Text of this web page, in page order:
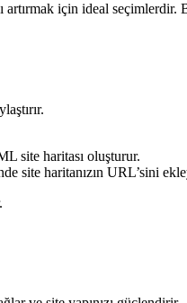
için ideal seçimlerdir.
site haritası oluşturur.
site haritanızın URL’sini